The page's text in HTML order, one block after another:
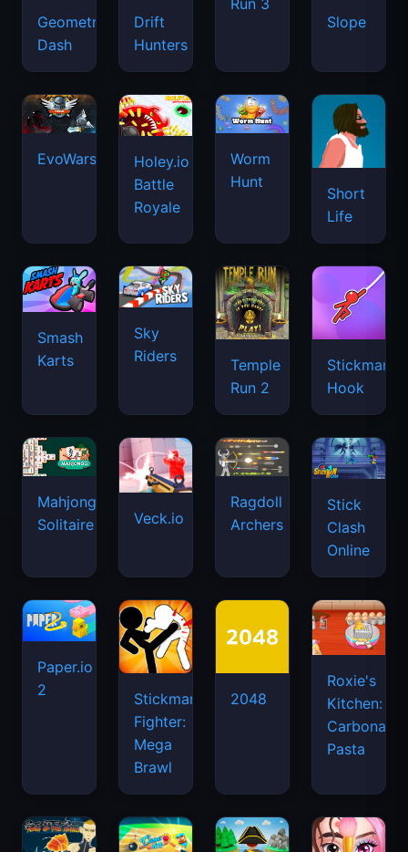
Geometry
Dash
Drift
Hunters
Run 3
Slope
EvoWars.io
Holey.io
Battle
Royale
Worm
Hunt
Short
Life
Smash
Karts
Sky
Riders
Temple
Run 2
Stickman
Hook
Mahjongg
Solitaire
Veck.io
Ragdoll
Archers
Stick
Clash
Online
Paper.io
2
Stickman
Fighter:
Mega
Brawl
2048
Roxie's
Kitchen:
Carbonara
Pasta